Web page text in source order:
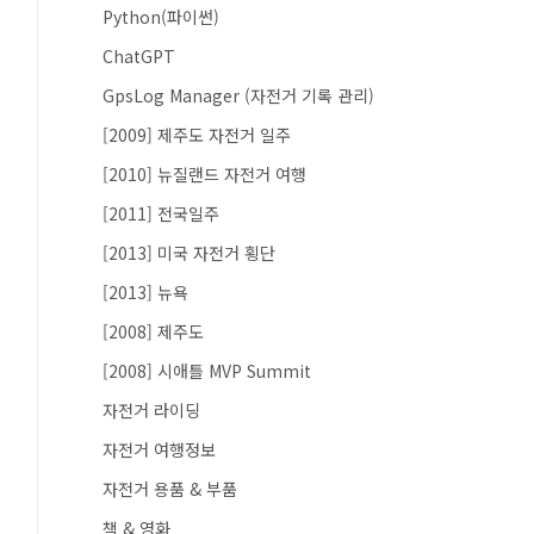
Python(파이썬)
ChatGPT
GpsLog Manager (자전거 기록 관리)
[2009] 제주도 자전거 일주
[2010] 뉴질랜드 자전거 여행
[2011] 전국일주
[2013] 미국 자전거 횡단
[2013] 뉴욕
[2008] 제주도
[2008] 시애틀 MVP Summit
자전거 라이딩
자전거 여행정보
자전거 용품 & 부품
책 & 영화